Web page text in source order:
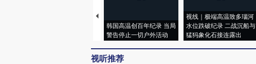
韩国高温创百年纪录 当局
警告停止一切户外活动
视线｜极端高温致多瑙河
水位跌破纪录 二战沉船与
猛犸象化石接连露出
视听推荐